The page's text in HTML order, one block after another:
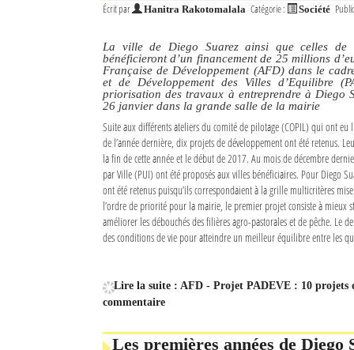
Écrit par Hanitra Rakotomalala Catégorie : Société
La ville de Diego Suarez ainsi que celles de
bénéficieront d’un financement de 25 millions
Française de Développement (AFD) dans le
et de Développement des Villes d’Equilibre
priorisation des travaux à entreprendre à Diego
26 janvier dans la grande salle de la mairie
Suite aux différents ateliers du comité de pilotage (COPIL) qui ont
de l’année dernière, dix projets de développement ont été retenus.
la fin de cette année et le début de 2017. Au mois de décembre
par Ville (PUI) ont été proposés aux villes bénéficiaires. Pour Diego
ont été retenus puisqu’ils correspondaient à la grille multicritères
l’ordre de priorité pour la mairie, le premier projet consiste à mieux
améliorer les débouchés des filières agro-pastorales et de pêche. Le
des conditions de vie pour atteindre un meilleur équilibre entre les
Lire la suite : AFD - Projet PADEVE : 10 projets
commentaire
Les premières années de Diego